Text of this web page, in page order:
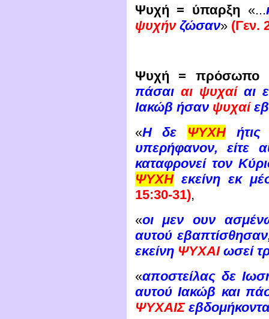
Ψυχή = ύπαρξη «...
ψυχήνζώσαν» (Γεν.
Ψυχή = πρόσωπο
πάσαι αι ψυχαίαι
Ιακώβ ήσαν ψυχαί
«Η δε ΨΥΧΗήτις
υπερήφανον, είτε
καταφρονεί τον
ΨΥΧΗ εκείνη εκ
15:30-31),
«οι μεν ουν
αυτού
εκείνη ΨΥΧΑΙ ωσεί
«αποστείλας δε
αυτού Ιακώβ και
ΨΥΧΑΙΣ